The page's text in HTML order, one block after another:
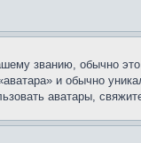
званию, обычно
и обычно
аватары,